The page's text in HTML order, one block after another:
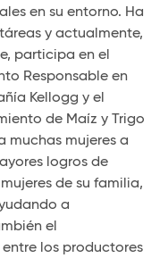
en su entorno. Ha
y actualmente,
participa en el
Responsable en
Kellogg y el
de Maíz y Trigo
muchas mujeres a
logros de
de su familia,
a
el
los productores